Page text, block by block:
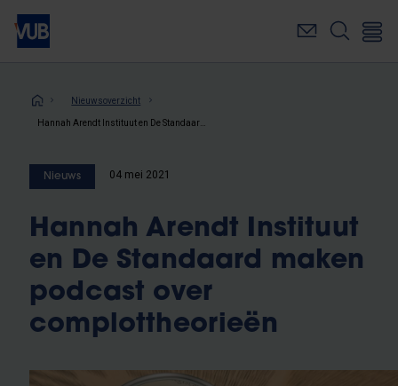
Overslaan
naar
inhoudKruimelpad
Nieuwsoverzicht
Nieuws 04 mei 2021
Hannah Arendt Instituut
en De Standaard maken
podcast over
complottheorieën